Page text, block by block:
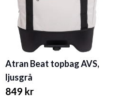
Atran Beat topbag AVS,
ljusgrå
849 kr